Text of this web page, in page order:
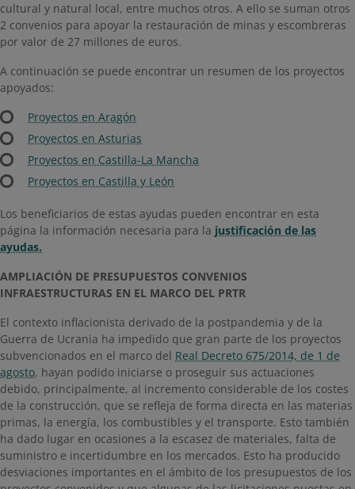
cultural y natural local, entre muchos otros. A ello se suman otros
2 convenios para apoyar la restauración de minas y escombreras
por valor de 27 millones de euros.
A continuación se puede encontrar un resumen de los proyectos
apoyados:
Proyectos en Aragón
Proyectos en Asturias
Proyectos en Castilla-La Mancha
Proyectos en Castilla y León
Los beneficiarios de estas ayudas pueden encontrar en esta
página la información necesaria para la justificación de las
ayudas.
​​​AMPLIACIÓN DE PRESUPUESTOS CONVENIOS
INFRAESTRUCTURAS EN EL MARCO DEL PRTR
El contexto inflacionista derivado de la postpandemia y de la
Guerra de Ucrania ha impedido que gran parte de los proyectos
subvencionados en el marco del Real Decreto 675/2014, de 1 de
agosto​, hayan podido iniciarse o proseguir sus actuaciones
debido, principalmente, al incremento considerable de los costes
de la construcción, que se refleja de forma directa en las materias
primas, la energía, los combustibles y el transporte. Esto también
ha dado lugar en ocasiones a la escasez de materiales, falta de
suministro e incertidumbre en los mercados. Esto ha producido
desviaciones importantes en el ámbito de los presupuestos de los